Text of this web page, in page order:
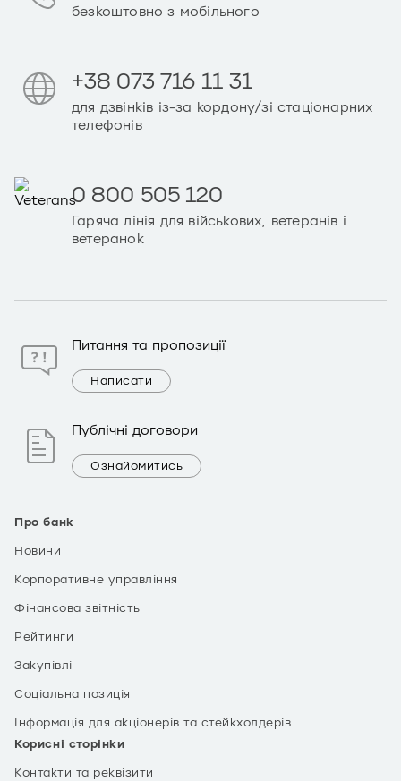
Про банк
Новини
Корпоративне управління
Фінансова звітність
Рейтинги
Закупівлі
Соціальна позиція
Інформація для акціонерів та стейкхолдерів
Корисні сторінки
Контакти та реквізити
безкоштовно з мобільного
+38 073 716 11 31
для дзвінків із-за кордону/зі стаціонарних
телефонів
0 800 505 120
Гаряча лінія для військових, ветеранів і
ветеранок
Питання та пропозиції
Написати
Публічні договори
Ознайомитись